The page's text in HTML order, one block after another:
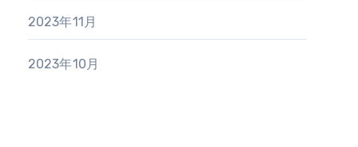
2023年11月
2023年10月